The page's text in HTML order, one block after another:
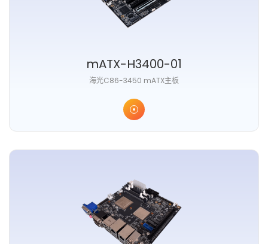
mATX-H3400-01
海光C86-3450 mATX主板